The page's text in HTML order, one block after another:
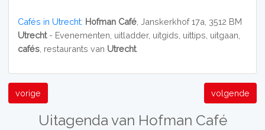
Cafés in Utrecht: Hofman Café, Janskerkhof 17a, 3512 BM
Utrecht- Evenementen, uitladder, uitgids, uittips, uitgaan,
cafés, restaurants van Utrecht.
vorige volgende
Uitagenda van Hofman Café